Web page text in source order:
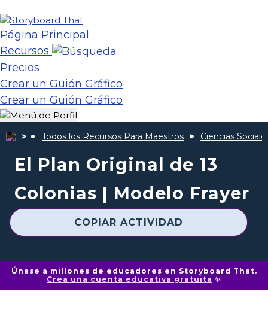
Página Principal
Recursos
Precios
Crear un Guión Gráfico
Crear un Guión Gráfico
Todos los Recursos Para Maestros Ciencias
El Plan Original de 13
Colonias | Modelo Frayer
COPIAR ACTIVIDAD
Únase a millones de educadores en Storyboard That.
Crea una cuenta educativa gratuita ✨